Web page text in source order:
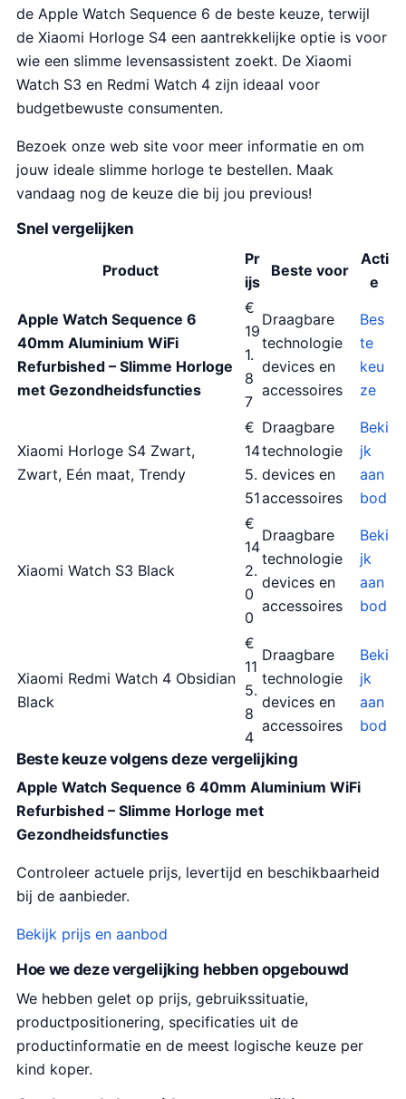
de Apple Watch Sequence 6 de beste keuze, terwijl
de Xiaomi Horloge S4 een aantrekkelijke optie is voor
wie een slimme levensassistent zoekt. De Xiaomi
Watch S3 en Redmi Watch 4 zijn ideaal voor
budgetbewuste consumenten.
Bezoek onze web site voor meer informatie en om
jouw ideale slimme horloge te bestellen. Maak
vandaag nog de keuze die bij jou previous!
Snel vergelijken
Product
Pr
ijs
Beste voor
Acti
e
Apple Watch Sequence 6
40mm Aluminium WiFi
Refurbished – Slimme Horloge
met Gezondheidsfuncties
€
19
1.
8
7
Draagbare
technologie
devices en
accessoires
Bes
te
keu
ze
Xiaomi Horloge S4 Zwart,
Zwart, Eén maat, Trendy
€
14
5.
51
Draagbare
technologie
devices en
accessoires
Beki
jk
aan
bod
Xiaomi Watch S3 Black
€
14
2.
0
0
Draagbare
technologie
devices en
accessoires
Beki
jk
aan
bod
Xiaomi Redmi Watch 4 Obsidian
Black
€
11
5.
8
4
Draagbare
technologie
devices en
accessoires
Beki
jk
aan
bod
Beste keuze volgens deze vergelijking
Apple Watch Sequence 6 40mm Aluminium WiFi
Refurbished – Slimme Horloge met
Gezondheidsfuncties
Controleer actuele prijs, levertijd en beschikbaarheid
bij de aanbieder.
Bekijk prijs en aanbod
Hoe we deze vergelijking hebben opgebouwd
We hebben gelet op prijs, gebruikssituatie,
productpositionering, specificaties uit de
productinformatie en de meest logische keuze per
kind koper.